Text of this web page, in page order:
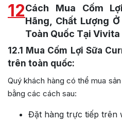
12Cách Mua Cốm
Hãng, Chất Lượng
Toàn Quốc Tại Vivita
12.1 Mua Cốm Lợi Sữa
trên toàn quốc:
Quý khách hàng có thể mua
bằng các cách sau:
Đặt hàng trực tiếp trên